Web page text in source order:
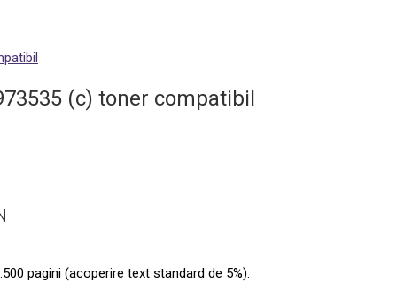
(c) toner compatibil
pagini (acoperire text standard de 5%).